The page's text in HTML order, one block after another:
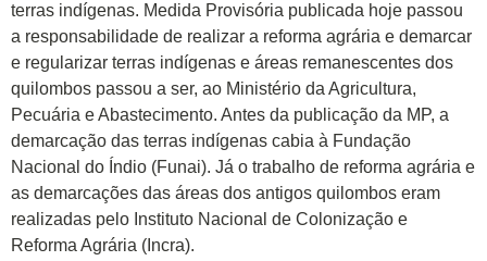
terras indígenas. Medida Provisória publicada hoje passou
a responsabilidade de realizar a reforma agrária e demarcar
e regularizar terras indígenas e áreas remanescentes dos
quilombos passou a ser, ao Ministério da Agricultura,
Pecuária e Abastecimento. Antes da publicação da MP, a
demarcação das terras indígenas cabia à Fundação
Nacional do Índio (Funai). Já o trabalho de reforma agrária e
as demarcações das áreas dos antigos quilombos eram
realizadas pelo Instituto Nacional de Colonização e
Reforma Agrária (Incra).